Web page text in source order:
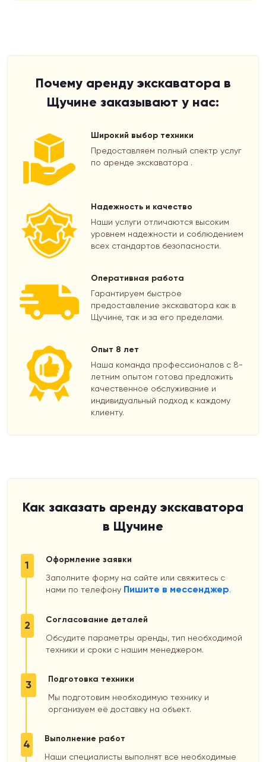
Почему аренду экскаватора в
Щучине заказывают у нас:
Широкий выбор техники
Предоставляем полный спектр услуг
по аренде экскаватора .
Надежность и качество
Наши услуги отличаются высоким
уровнем надежности и соблюдением
всех стандартов безопасности.
Оперативная работа
Гарантируем быстрое
предоставление экскаватора как в
Щучине, так и за его пределами.
Опыт 8 лет
Наша команда профессионалов с 8-
летним опытом готова предложить
качественное обслуживание и
индивидуальный подход к каждому
клиенту.
Как заказать аренду экскаватора
в Щучине
1 Оформление заявки
Заполните форму на сайте или свяжитесь с
нами по телефону Пишите в мессенджер.
2 Согласование деталей
Обсудите параметры аренды, тип необходимой
техники и сроки с нашим менеджером.
3 Подготовка техники
Мы подготовим необходимую технику и
организуем её доставку на объект.
4 Выполнение работ
Наши специалисты выполнят все необходимые